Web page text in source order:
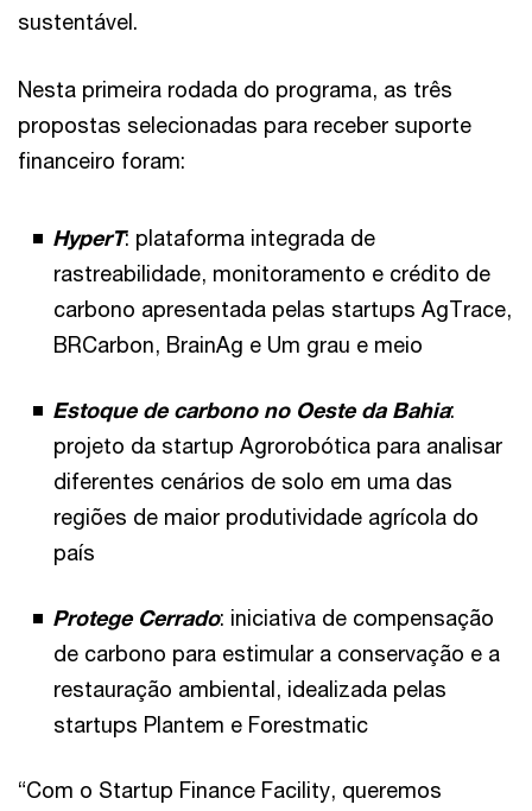
sustentável.
Nesta primeira rodada do programa, as três
propostas selecionadas para receber suporte
financeiro foram:
HyperT: plataforma integrada de
rastreabilidade, monitoramento e crédito de
carbono apresentada pelas startups AgTrace,
BRCarbon, BrainAg e Um grau e meio
Estoque de carbono no Oeste da Bahia:
projeto da startup Agrorobótica para analisar
diferentes cenários de solo em uma das
regiões de maior produtividade agrícola do
país
Protege Cerrado: iniciativa de compensação
de carbono para estimular a conservação e a
restauração ambiental, idealizada pelas
startups Plantem e Forestmatic
“Com o Startup Finance Facility, queremos